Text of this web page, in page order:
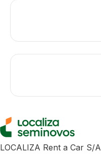
LOCALIZA Rent a Car S/A